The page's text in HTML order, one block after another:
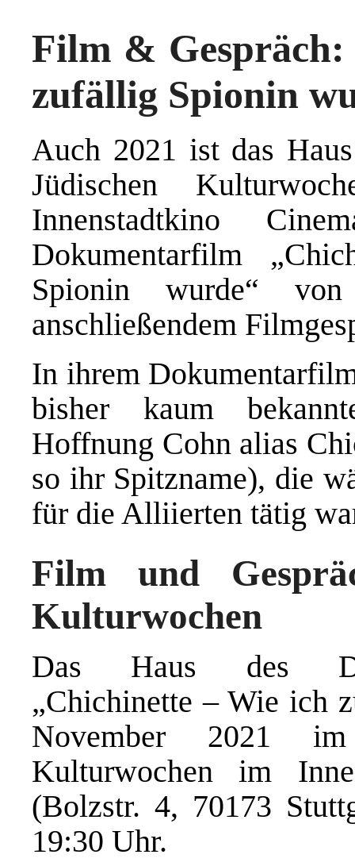
Film & Gespräch:
zufällig Spionin
Auch 2021 ist das
Jüdischen
Innenstadtkino
Dokumentarfilm
Spionin wurde“
anschließendem
In ihrem
bisher kaum
Hoffnung Cohn alias
so ihr Spitzname), die
für die Alliierten tätig
Film und
Kulturwochen
Das Haus des
„Chichinette – Wie ich
November 2021
Kulturwochen im
(Bolzstr. 4, 70173
19:30 Uhr.